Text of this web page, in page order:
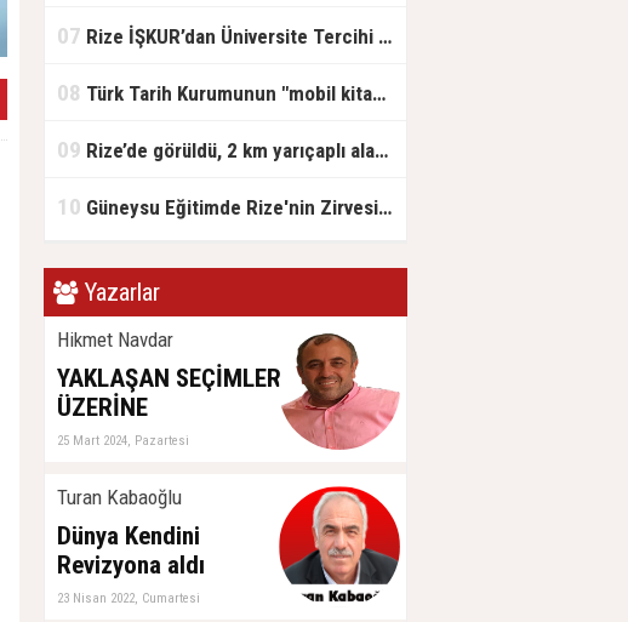
07 Rize İŞKUR’dan Üniversite Tercihi Yapan Adaylara DABİS Desteği
08 Türk Tarih Kurumunun "mobil kitap satış mağazası" Rize'ye geldi
09 Rize’de görüldü, 2 km yarıçaplı alan karantinada
10 Güneysu Eğitimde Rize'nin Zirvesinde: LGS ve YKS’de Rize Birinciliği Geldi!
Yazarlar
Hikmet Navdar
YAKLAŞAN SEÇİMLER
ÜZERİNE
25 Mart 2024, Pazartesi
Turan Kabaoğlu
Dünya Kendini
Revizyona aldı
23 Nisan 2022, Cumartesi